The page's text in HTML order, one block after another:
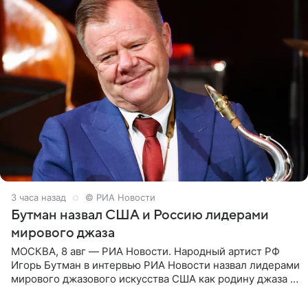
3 часа назад © РИА Новости
Бутман назвал США и Россию лидерами
мирового джаза
МОСКВА, 8 авг — РИА Новости. Народный артист РФ
Игорь Бутман в интервью РИА Новости назвал лидерами
мирового джазового искусства США как родину джаза и